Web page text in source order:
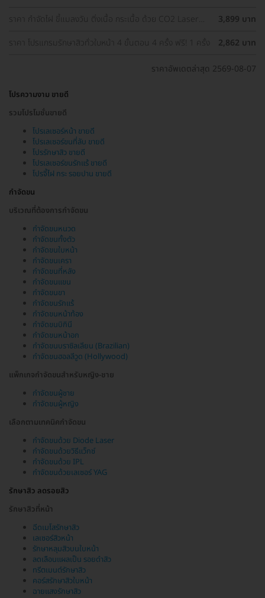
ราคา กำจัดไฝ ขี้แมลงวัน ติ่งเนื้อ กระเนื้อ ด้วย CO2 Laser
ลำคอ 1 ครั้ง
3,899 บาท
ราคา โปรแกรมรักษาสิวทั่วใบหน้า 4 ขั้นตอน 4 ครั้ง ฟรี! 1 ครั้ง
2,862 บาท
ราคาอัพเดตล่าสุด 2569-08-07
โปรความงาม ขายดี
รวมโปรโมชั่นขายดี
โปรเลเซอร์หน้า ขายดี
โปรเลเซอร์ขนที่ลับ ขายดี
โปรรักษาสิว ขายดี
โปรเลเซอร์ขนรักแร้ ขายดี
โปรจี้ไฝ กระ รอยปาน ขายดี
กำจัดขน
บริเวณที่ต้องการกำจัดขน
กำจัดขนหนวด
กำจัดขนทั้งตัว
กำจัดขนใบหน้า
กำจัดขนเครา
กำจัดขนที่หลัง
กำจัดขนแขน
กำจัดขนขา
กำจัดขนรักแร้
กำจัดขนหน้าท้อง
กำจัดขนบิกินี
กำจัดขนหน้าอก
กำจัดขนบราซิลเลียน (Brazilian)
กำจัดขนฮอลลีวูด (Hollywood)
แพ็กเกจกำจัดขนสำหรับหญิง-ชาย
กำจัดขนผู้ชาย
กำจัดขนผู้หญิง
เลือกตามเทคนิคกำจัดขน
กำจัดขนด้วย Diode Laser
กำจัดขนด้วยวิธีแว็กซ์
กำจัดขนด้วย IPL
กำจัดขนด้วยเลเซอร์ YAG
รักษาสิว ลดรอยสิว
รักษาสิวที่หน้า
ฉีดเมโสรักษาสิว
เลเซอร์สิวหน้า
รักษาหลุมสิวบนใบหน้า
ลดเลือนแผลเป็น รอยดำสิว
ทรีตเมนต์รักษาสิว
คอร์สรักษาสิวใบหน้า
ฉายแสงรักษาสิว